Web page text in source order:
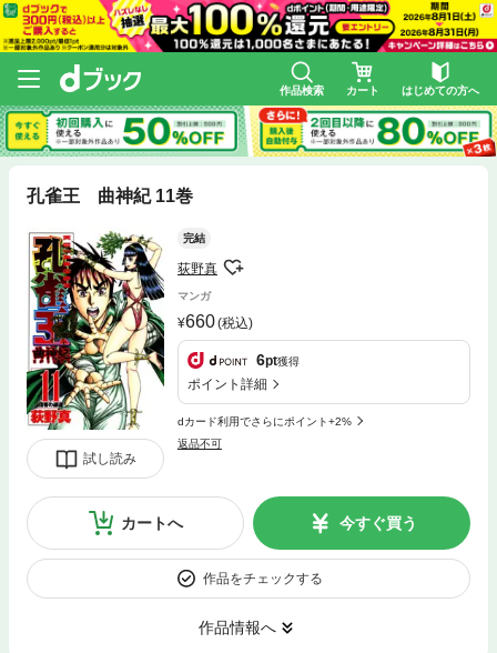
作品検索 カート はじめての方へ
孔雀王 曲神紀 11巻
試し読み
完結
荻野真
マンガ
660(税込)
6pt獲得
ポイント詳細
dカード利用でさらにポイント+2%
返品不可
カートへ 今すぐ買う
作品をチェックする
作品情報へ